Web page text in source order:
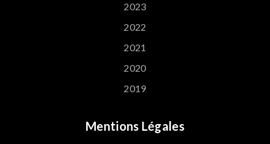
2023
2022
2021
2020
2019
Mentions Légales